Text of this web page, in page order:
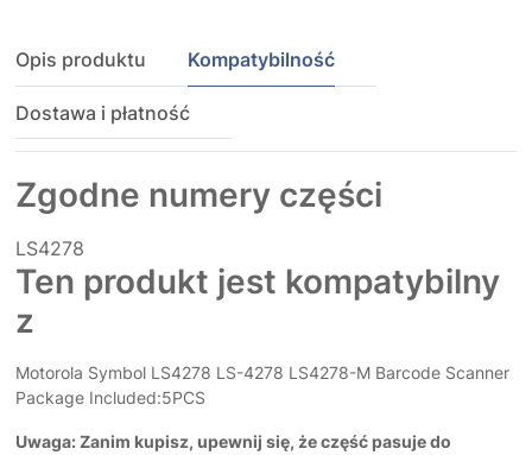
Opis produktu Kompatybilność
Dostawa i płatność
Zgodne numery części
LS4278
Ten produkt jest kompatybilny
z
Motorola Symbol LS4278 LS-4278 LS4278-M Barcode Scanner
Package Included:5PCS
Uwaga: Zanim kupisz, upewnij się, że część pasuje do